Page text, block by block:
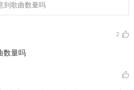
到歌曲数量吗
2
数量吗